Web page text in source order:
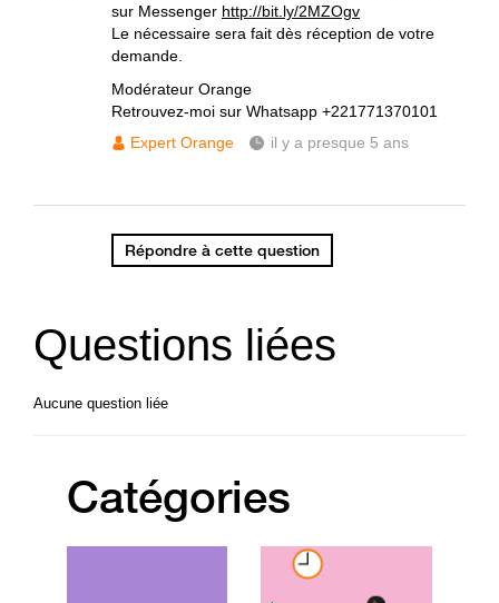
sur Messenger http://bit.ly/2MZOgv
Le nécessaire sera fait dès réception de votre
demande.
Modérateur Orange
Retrouvez-moi sur Whatsapp +221771370101
Expert Orange
il y a presque 5 ans
Répondre à cette question
Questions liées
Aucune question liée
Catégories